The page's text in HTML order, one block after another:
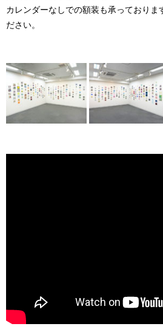
カレンダーなしでの額装も承っておりま
ださい。